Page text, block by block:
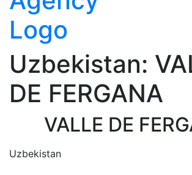
Uzbekistan:
DE FERGANA
VALLE DE
Uzbekistan